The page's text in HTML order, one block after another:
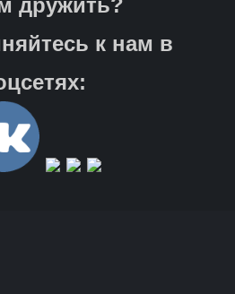
дружить?
к нам в